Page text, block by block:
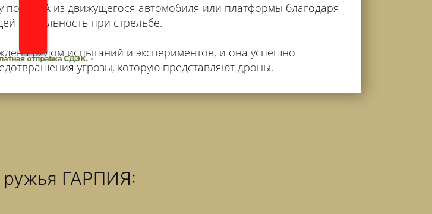
отправка СДЭК.•Гарантия на все дроны: 3 месяца. • Экспресс-доставка по Москве.
по БПЛА из движущегося автомобиля или платформы благодаря
стабильность при стрельбе.
рядом испытаний и экспериментов, и она успешно
угрозы, которую представляют дроны.
ружья ГАРПИЯ: